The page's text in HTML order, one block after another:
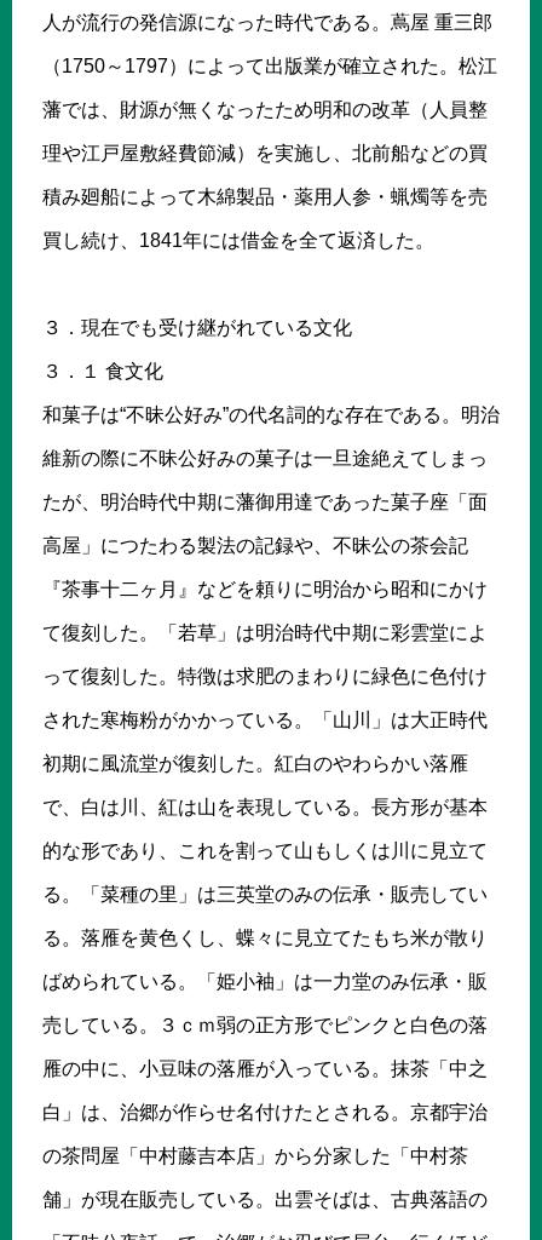
人が流行の発信源になった時代である。蔦屋 重三郎
（1750～1797）によって出版業が確立された。松江
藩では、財源が無くなったため明和の改革（人員整
理や江戸屋敷経費節減）を実施し、北前船などの買
積み廻船によって木綿製品・薬用人参・蝋燭等を売
買し続け、1841年には借金を全て返済した。
３．現在でも受け継がれている文化
３．１ 食文化
和菓子は“不昧公好み”の代名詞的な存在である。明治
維新の際に不昧公好みの菓子は一旦途絶えてしまっ
たが、明治時代中期に藩御用達であった菓子座「面
高屋」につたわる製法の記録や、不昧公の茶会記
『茶事十二ヶ月』などを頼りに明治から昭和にかけ
て復刻した。「若草」は明治時代中期に彩雲堂によ
って復刻した。特徴は求肥のまわりに緑色に色付け
された寒梅粉がかかっている。「山川」は大正時代
初期に風流堂が復刻した。紅白のやわらかい落雁
で、白は川、紅は山を表現している。長方形が基本
的な形であり、これを割って山もしくは川に見立て
る。「菜種の里」は三英堂のみの伝承・販売してい
る。落雁を黄色くし、蝶々に見立てたもち米が散り
ばめられている。「姫小袖」は一力堂のみ伝承・販
売している。３ｃｍ弱の正方形でピンクと白色の落
雁の中に、小豆味の落雁が入っている。抹茶「中之
白」は、治郷が作らせ名付けたとされる。京都宇治
の茶問屋「中村藤吉本店」から分家した「中村茶
舗」が現在販売している。出雲そばは、古典落語の